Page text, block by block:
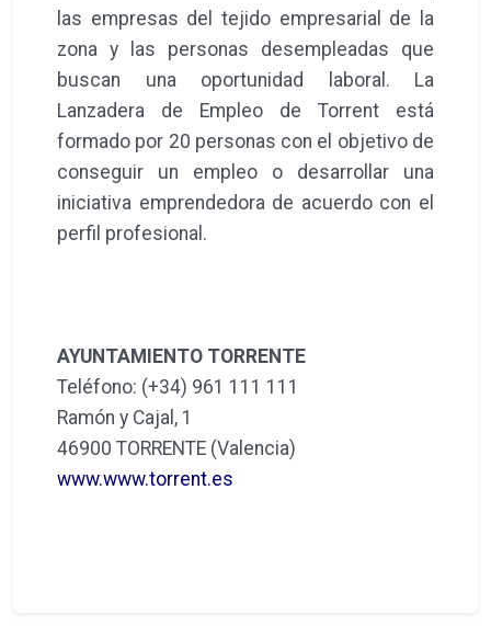
las empresas del tejido empresarial de la
zona y las personas desempleadas que
buscan una oportunidad laboral. La
Lanzadera de Empleo de Torrent está
formado por 20 personas con el objetivo de
conseguir un empleo o desarrollar una
iniciativa emprendedora de acuerdo con el
perfil profesional.
AYUNTAMIENTO TORRENTE
Teléfono: (+34) 961 111 111
Ramón y Cajal, 1
46900 TORRENTE (Valencia)
www.www.torrent.es